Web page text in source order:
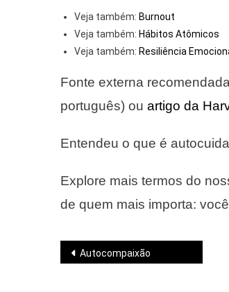
Veja também: Burnout
Veja também: Hábitos Atômicos
Veja também: Resiliência
Fonte externa
português) ou artigo da
Entendeu o que é
Explore mais termos do
de quem mais importa:
Navegação
Autocompaixão